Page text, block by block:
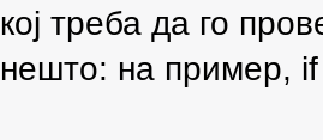
кој треба да го
нешто: на пример,